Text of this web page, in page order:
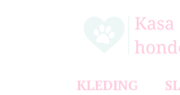
KLEDING